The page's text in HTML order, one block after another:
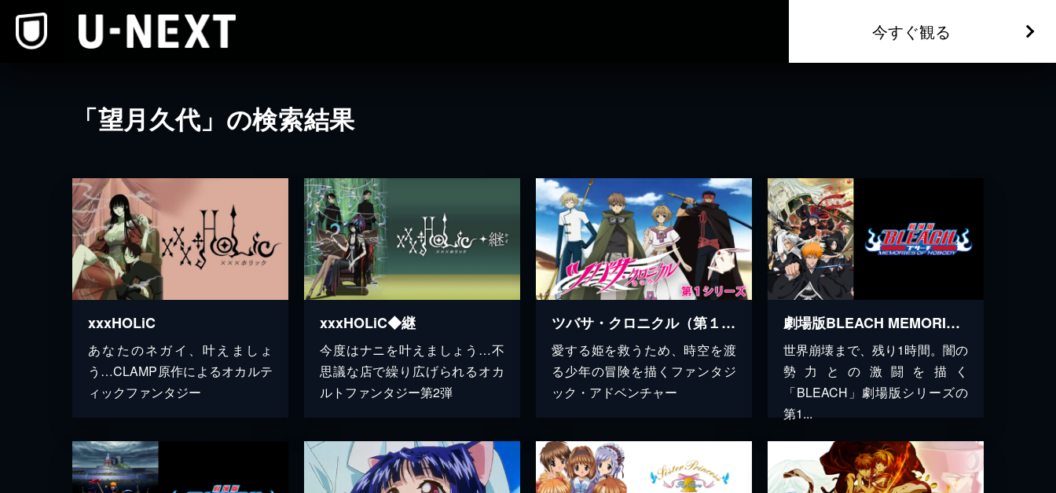
今すぐ観る
「望月久代」の検索結果
xxxHOLiC
あなたのネガイ、叶えましょ
う…CLAMP原作によるオカルテ
ィックファンタジー
xxxHOLiC◆継
今度はナニを叶えましょう…不
思議な店で繰り広げられるオカ
ルトファンタジー第2弾
ツバサ・クロニクル（第１シリーズ）
愛する姫を救うため、時空を渡
る少年の冒険を描くファンタジ
ック・アドベンチャー
劇場版BLEACH MEMORIES OF NOBODY
世界崩壊まで、残り1時間。闇の
勢力との激闘を描く
「BLEACH」劇場版シリーズの
第1...